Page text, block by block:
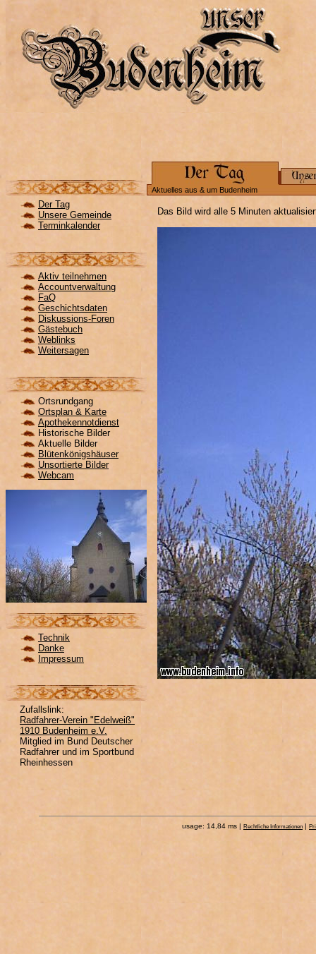
Aktuelles aus & um Budenheim
Der Tag
Unsere Gemeinde
Terminkalender
Aktiv teilnehmen
Accountverwaltung
FaQ
Geschichtsdaten
Diskussions-Foren
Gästebuch
Weblinks
Weitersagen
Ortsrundgang
Ortsplan & Karte
Apothekennotdienst
Historische Bilder
Aktuelle Bilder
Blütenkönigshäuser
Unsortierte Bilder
Webcam
Technik
Danke
Impressum
Zufallslink:
Radfahrer-Verein "Edelweiß"
1910 Budenheim e.V.
Mitglied im Bund Deutscher
Radfahrer und im Sportbund
Rheinhessen
Das Bild wird alle 5 Minuten
usage: 14,84 ms | Rechtliche Informationen |